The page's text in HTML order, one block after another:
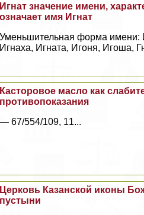
Игнат значение имени,
означает имя Игнат
Уменьшительная форма имени:
Игнаха, Игната, Игоня, Игоша,
Касторовое масло как
противопоказания
— 67/554/109, 11...
Церковь Казанской иконы
пустыни